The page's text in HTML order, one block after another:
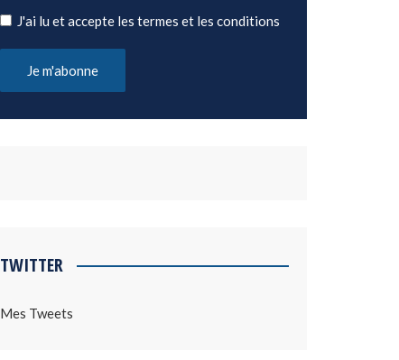
J'ai lu et accepte les termes et les conditions
TWITTER
Mes Tweets